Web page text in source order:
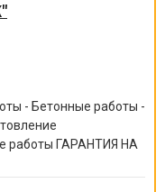
- Бетонные работы -
работы ГАРАНТИЯ НА